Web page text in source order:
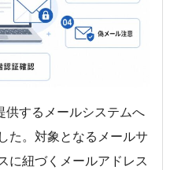
供するメールシステムへ
た。対象となるメールサ
に紐づくメールアドレス